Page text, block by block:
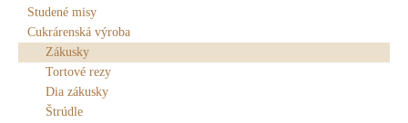
Studené misy
Cukrárenská výroba
Zákusky
Tortové rezy
Dia zákusky
Štrúdle